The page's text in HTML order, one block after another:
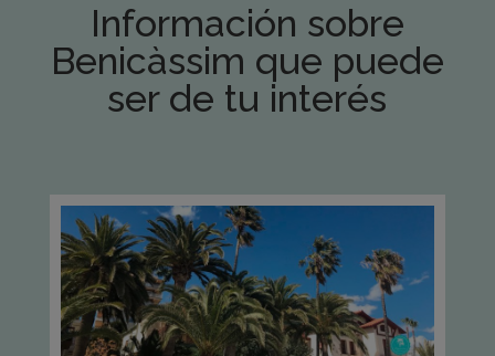
Información sobre
Benicàssim que puede
ser de tu interés